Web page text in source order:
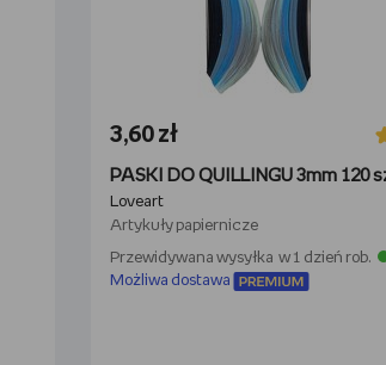
3,60 zł
Loveart
Artykuły papiernicze
Przewidywana wysyłka w 1 dzień rob.
Możliwa dostawa